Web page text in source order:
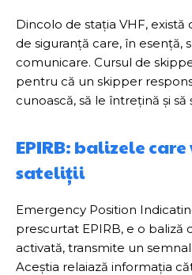
Dincolo de stația VHF,
de siguranță care, în esență,
comunicare. Cursul de
pentru că un skipper
cunoască, să le întrețină și să
EPIRB: balizele care
sateliții
Emergency Position
prescurtat EPIRB, e o baliză
activată, transmite un
Aceștia relaiază informația